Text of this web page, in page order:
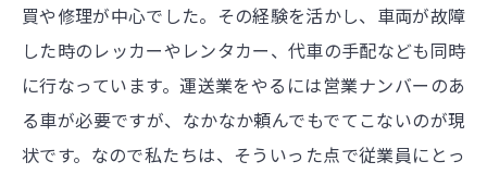
買や修理が中心でした。その経験を活かし、車両が故障
した時のレッカーやレンタカー、代車の手配なども同時
に行なっています。運送業をやるには営業ナンバーのあ
る車が必要ですが、なかなか頼んでもでてこないのが現
状です。なので私たちは、そういった点で従業員にとっ